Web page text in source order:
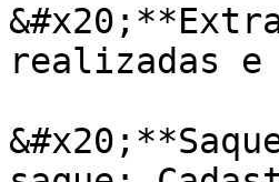
realizadas e